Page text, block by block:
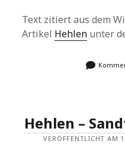
Text zitiert aus dem
Artikel Hehlen unter
Hehlen –
VERÖFFENTLICHT AM